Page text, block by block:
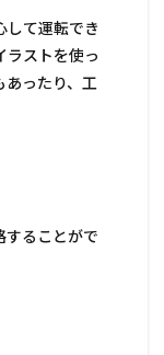
して運転でき
ラストを使っ
あったり、工
することがで